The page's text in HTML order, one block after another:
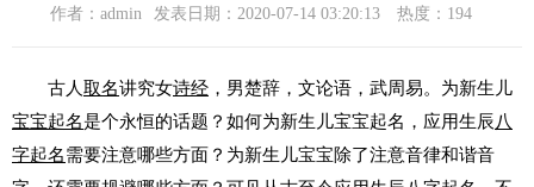
作者：admin 发表日期：2020-07-14 03:20:13 热度：194
古人取名讲究女诗经 ，男楚辞，文论语，武周易。为新生儿
宝宝起名是个永恒的话题？如何为新生儿宝宝起名，应用生辰八
字起名需要注意哪些方面？为新生儿宝宝除了注意音律和谐音